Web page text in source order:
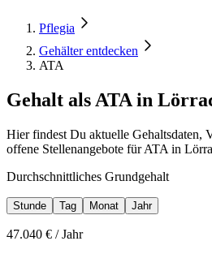
Pflegia
Gehälter entdecken
ATA
Gehalt als ATA in
Hier findest Du aktuelle Gehaltsdaten,
offene Stellenangebote für ATA in
Durchschnittliches Grundgehalt
Stunde Tag Monat Jahr
47.040 € /Jahr